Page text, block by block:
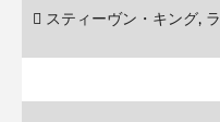
スティーヴン・キング,